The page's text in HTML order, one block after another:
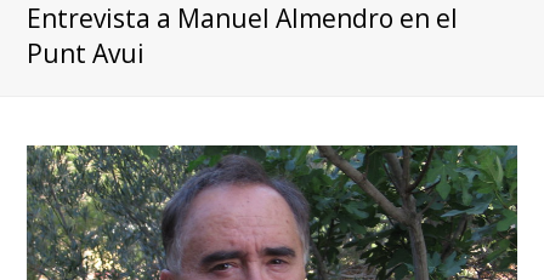
Entrevista a Manuel Almendro en el
Punt Avui